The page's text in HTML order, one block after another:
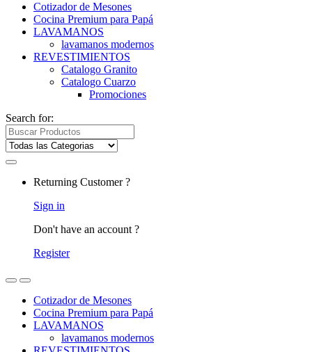
Cotizador de Mesones
Cocina Premium para Papá
LAVAMANOS
lavamanos modernos
REVESTIMIENTOS
Catalogo Granito
Catalogo Cuarzo
Promociones
Search for:
Returning Customer ?
Sign in
Don't have an account ?
Register
Cotizador de Mesones
Cocina Premium para Papá
LAVAMANOS
lavamanos modernos